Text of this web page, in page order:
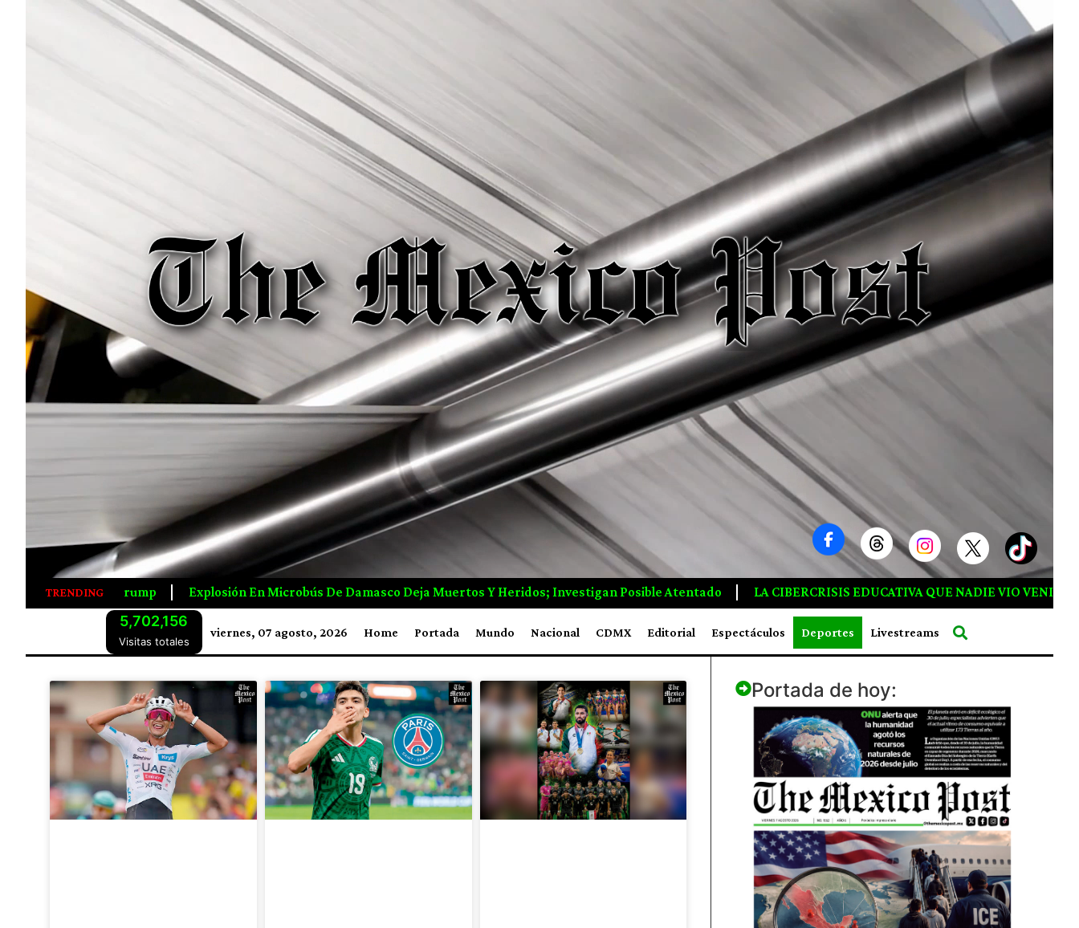
TRENDING
Microbús De Damasco Deja Muertos Y Heridos; Investigan Posible Atentado LA CIBERCRISIS EDUCATIVA QUE NADIE VIO VENIR Corea Del Norte Lanza Advertencia
Visitas totales
5,702,156
viernes, 07 agosto, 2026 Home Portada Mundo Nacional CDMX Editorial Espectáculos Deportes Livestreams
Portada de hoy: